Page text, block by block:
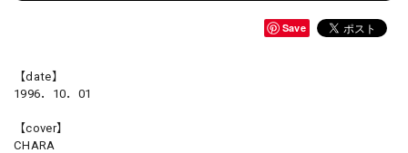
Save
【date】
1996．10．01
【cover】
CHARA